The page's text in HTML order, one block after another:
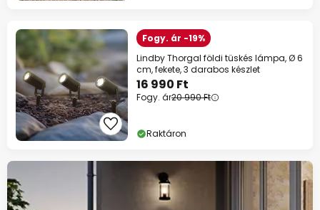
Fogy. ár -19%
Lindby Thorgal földi tüskés lámpa, Ø 6
cm, fekete, 3 darabos készlet
16 990 Ft
Fogy. ár20 990 Ft
Raktáron